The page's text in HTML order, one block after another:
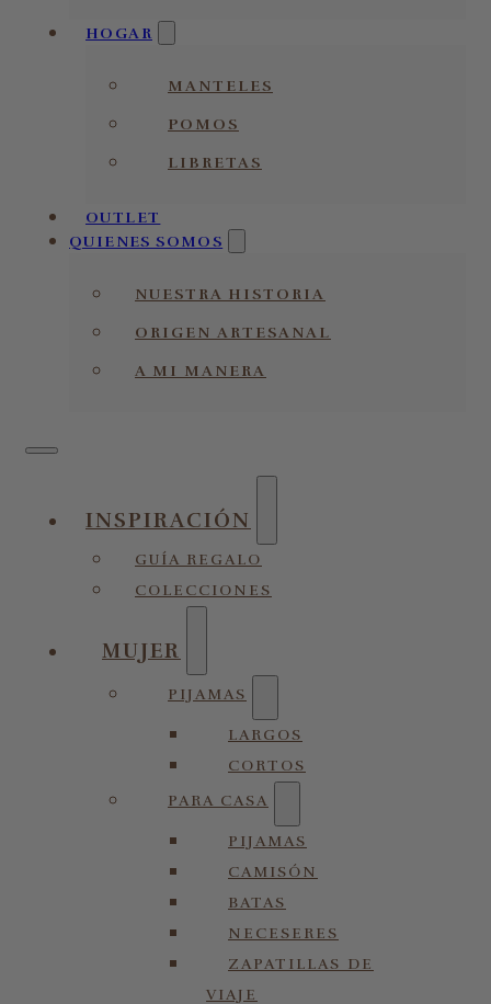
HOGAR
MANTELES
POMOS
LIBRETAS
OUTLET
QUIENES SOMOS
NUESTRA HISTORIA
ORIGEN ARTESANAL
A MI MANERA
INSPIRACIÓN
GUÍA REGALO
COLECCIONES
MUJER
PIJAMAS
LARGOS
CORTOS
PARA CASA
PIJAMAS
CAMISÓN
BATAS
NECESERES
ZAPATILLAS DE
VIAJE